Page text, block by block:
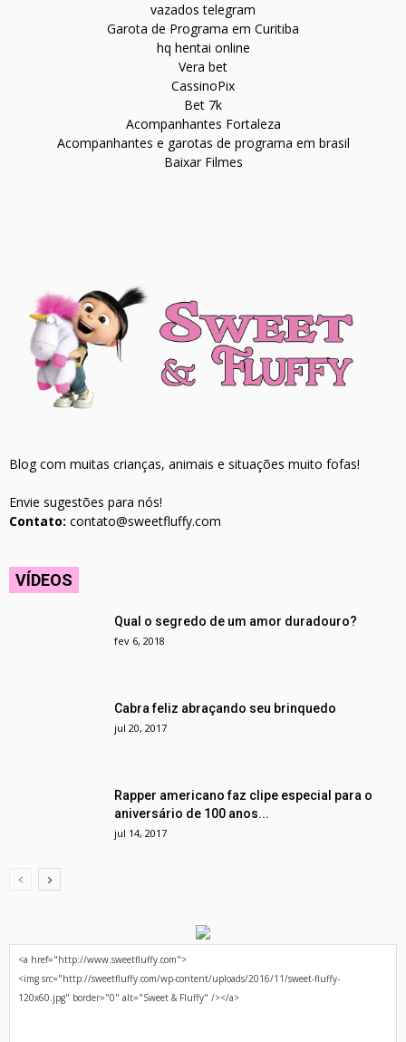
vazados telegram
Garota de Programa em Curitiba
hq hentai online
Vera bet
CassinoPix
Bet 7k
Acompanhantes Fortaleza
Acompanhantes e garotas de programa em brasil
Baixar Filmes
Blog com muitas crianças, animais e situações muito fofas!
Envie sugestões para nós!
Contato: contato@sweetfluffy.com
VÍDEOS
Qual o segredo de um amor duradouro?
fev 6, 2018
Cabra feliz abraçando seu brinquedo
jul 20, 2017
Rapper americano faz clipe especial para o
aniversário de 100 anos...
jul 14, 2017